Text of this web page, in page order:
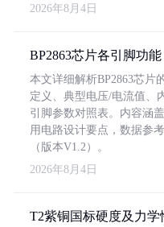
2026年8月4日
BP2863芯片各引脚功能
本文详细解析BP2863芯片
定义、典型电压/电流值、
引脚参数对照表。内容涵
用电路设计要点，数据参
（版本V1.2）。
2026年8月4日
T2紫铜国标硬度及力学